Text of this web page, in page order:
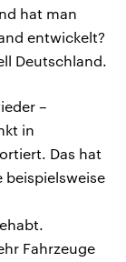
hat man
entwickelt?
Deutschland.
–
in
Das hat
beispielsweise
Fahrzeuge